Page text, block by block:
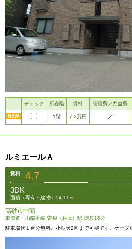
チェック 所在階 賃料 管理費／共益費
1階 7.2万円 -／-
ルミエールＡ
賃料 4.7
3DK
面積（専有・建物）54.11㎡
高砂市中筋
東海道・山陽本線 曽根（兵庫）駅 徒歩16分
駐車場代１台分無料。小型犬2匹まで可能です。ケーブ